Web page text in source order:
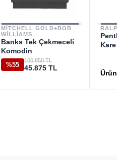
MITCHELL GOLD+BOB
WILLIAMS
Banks Tek Çekmeceli
Komodin
%55
100.850 TL
45.875 TL
Kare